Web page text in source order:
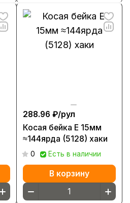
288.96 ₽/рул
Косая бейка Е 15мм
≈144ярда (5128) хаки
0 Есть в наличии
В корзину